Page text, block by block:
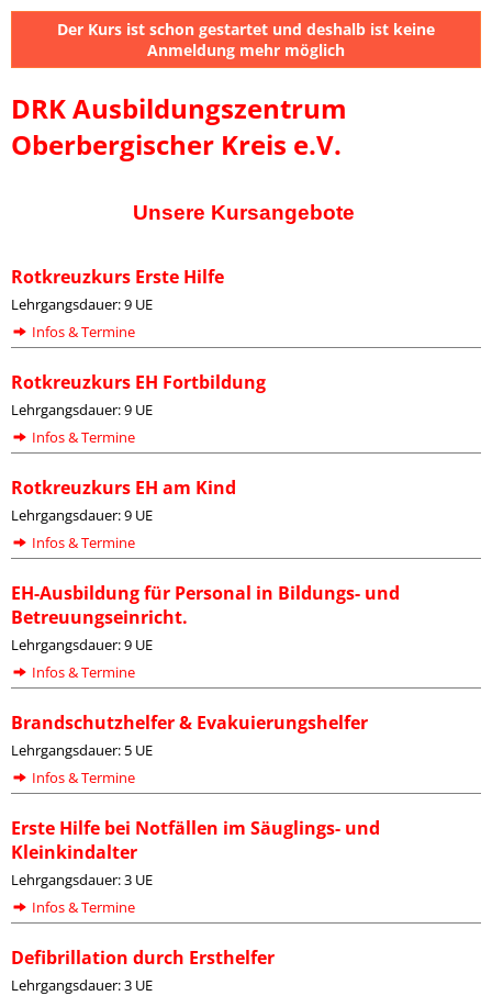
Der Kurs ist schon gestartet und deshalb ist keine
Anmeldung mehr möglich
DRK Ausbildungszentrum
Oberbergischer Kreis e.V.
Unsere Kursangebote
Rotkreuzkurs Erste Hilfe
Lehrgangsdauer: 9 UE
Infos & Termine
Rotkreuzkurs EH Fortbildung
Lehrgangsdauer: 9 UE
Infos & Termine
Rotkreuzkurs EH am Kind
Lehrgangsdauer: 9 UE
Infos & Termine
EH-Ausbildung für Personal in Bildungs- und
Betreuungseinricht.
Lehrgangsdauer: 9 UE
Infos & Termine
Brandschutzhelfer & Evakuierungshelfer
Lehrgangsdauer: 5 UE
Infos & Termine
Erste Hilfe bei Notfällen im Säuglings- und
Kleinkindalter
Lehrgangsdauer: 3 UE
Infos & Termine
Defibrillation durch Ersthelfer
Lehrgangsdauer: 3 UE